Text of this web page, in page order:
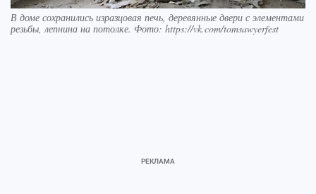
В доме сохранились изразцовая печь, деревянные двери с элементами
резьбы, лепнина на потолке. Фото: https://vk.com/tomsawyerfest